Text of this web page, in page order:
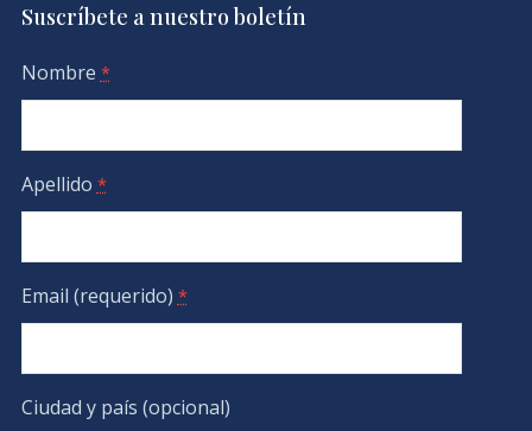
Suscríbete a nuestro boletín
Nombre *
Apellido *
Email (requerido) *
Ciudad y país (opcional)